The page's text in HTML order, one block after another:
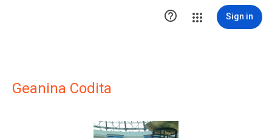
 Sign in
Geanina Codita